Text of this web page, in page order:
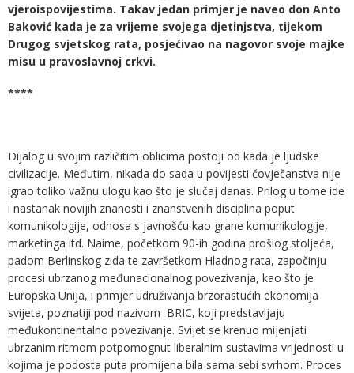
vjeroispovijestima. Takav jedan primjer je naveo don Anto
Baković kada je za vrijeme svojega djetinjstva, tijekom
Drugog svjetskog rata, posjećivao na nagovor svoje majke
misu u pravoslavnoj crkvi.
****
Dijalog u svojim različitim oblicima postoji od kada je ljudske
civilizacije. Međutim, nikada do sada u povijesti čovječanstva nije
igrao toliko važnu ulogu kao što je slučaj danas. Prilog u tome ide
i nastanak novijih znanosti i znanstvenih disciplina poput
komunikologije, odnosa s javnošću kao grane komunikologije,
marketinga itd. Naime, početkom 90-ih godina prošlog stoljeća,
padom Berlinskog zida te završetkom Hladnog rata, započinju
procesi ubrzanog međunacionalnog povezivanja, kao što je
Europska Unija, i primjer udruživanja brzorastućih ekonomija
svijeta, poznatiji pod nazivom BRIC, koji predstavljaju
međukontinentalno povezivanje. Svijet se krenuo mijenjati
ubrzanim ritmom potpomognut liberalnim sustavima vrijednosti u
kojima je podosta puta promijena bila sama sebi svrhom. Proces